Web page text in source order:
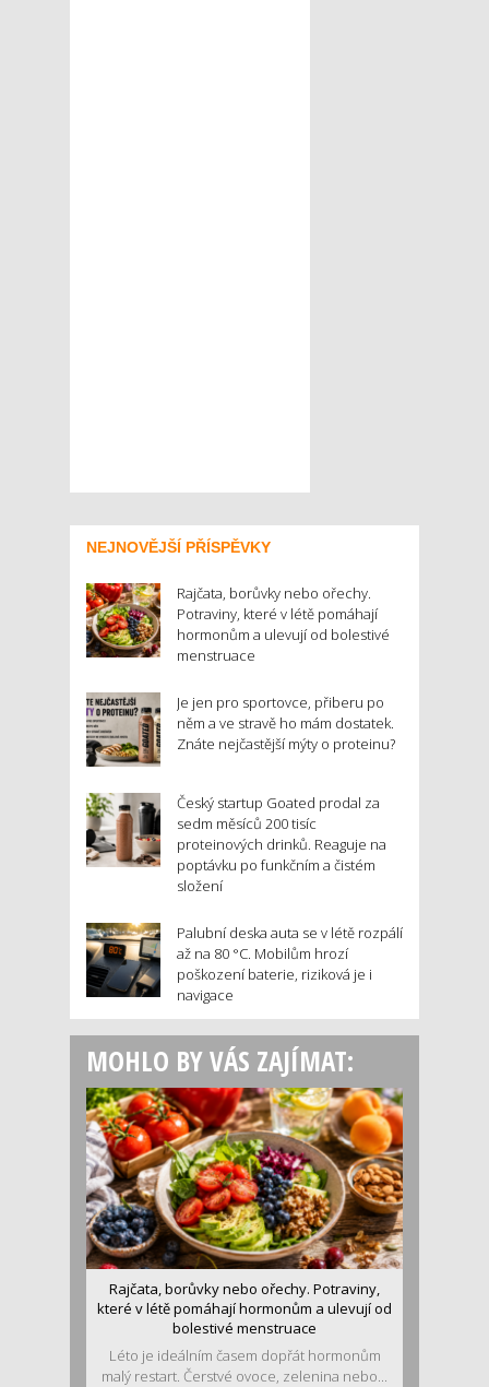
NEJNOVĚJŠÍ PŘÍSPĚVKY
Rajčata, borůvky nebo ořechy.
Potraviny, které v létě pomáhají
hormonům a ulevují od bolestivé
menstruace
Je jen pro sportovce, přiberu po
něm a ve stravě ho mám dostatek.
Znáte nejčastější mýty o proteinu?
Český startup Goated prodal za
sedm měsíců 200 tisíc
proteinových drinků. Reaguje na
poptávku po funkčním a čistém
složení
Palubní deska auta se v létě rozpálí
až na 80 °C. Mobilům hrozí
poškození baterie, riziková je i
navigace
MOHLO BY VÁS ZAJÍMAT:
Rajčata, borůvky nebo ořechy. Potraviny,
které v létě pomáhají hormonům a ulevují od
bolestivé menstruace
Léto je ideálním časem dopřát hormonům
malý restart. Čerstvé ovoce, zelenina nebo...